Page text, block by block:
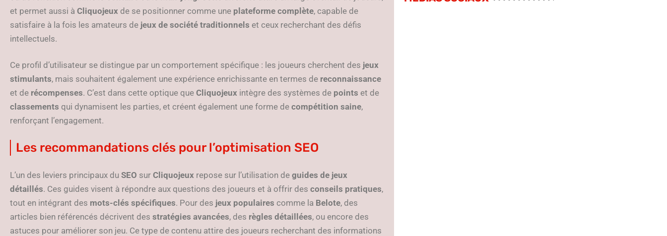
et permet aussi à Cliquojeux de se positionner comme une plateforme complète, capable de
satisfaire à la fois les amateurs de jeux de société traditionnels et ceux recherchant des défis
intellectuels.
Ce profil d’utilisateur se distingue par un comportement spécifique : les joueurs cherchent des jeux
stimulants, mais souhaitent également une expérience enrichissante en termes de reconnaissance
et de récompenses. C’est dans cette optique que Cliquojeux intègre des systèmes de points et de
classements qui dynamisent les parties, et créent également une forme de compétition saine,
renforçant l’engagement.
Les recommandations clés pour l’optimisation SEO
L’un des leviers principaux du SEO sur Cliquojeux repose sur l’utilisation de guides de jeux
détaillés. Ces guides visent à répondre aux questions des joueurs et à offrir des conseils pratiques,
tout en intégrant des mots-clés spécifiques. Pour des jeux populaires comme la Belote, des
articles bien référencés décrivent des stratégies avancées, des règles détaillées, ou encore des
astuces pour améliorer son jeu. Ce type de contenu attire des joueurs recherchant des informations